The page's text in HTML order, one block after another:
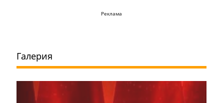
Реклама
Галерия